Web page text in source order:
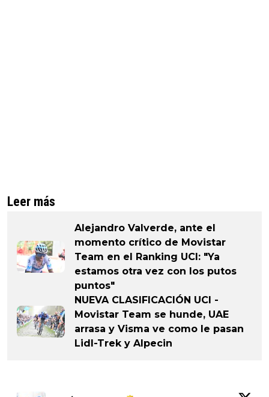
Leer más
Alejandro Valverde, ante el
momento crítico de Movistar
Team en el Ranking UCI: "Ya
estamos otra vez con los putos
puntos"
NUEVA CLASIFICACIÓN UCI -
Movistar Team se hunde, UAE
arrasa y Visma ve como le pasan
Lidl-Trek y Alpecin